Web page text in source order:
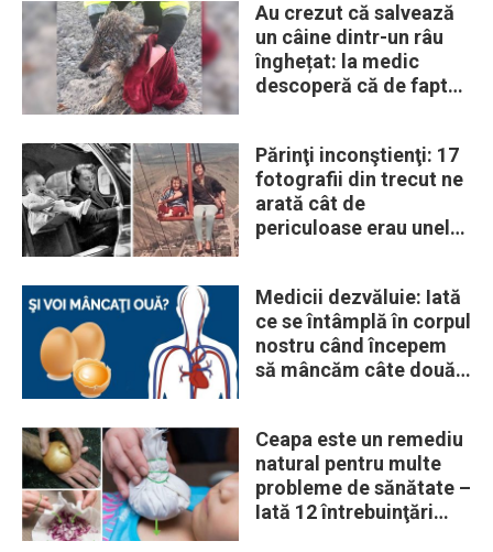
Au crezut că salvează
un câine dintr-un râu
înghețat: la medic
descoperă că de fapt
Părinţi inconştienţi: 17
fotografii din trecut ne
arată cât de
periculoase erau unele
Medicii dezvăluie: Iată
ce se întâmplă în corpul
nostru când începem
să mâncăm câte două
Ceapa este un remediu
natural pentru multe
probleme de sănătate –
Iată 12 întrebuinţări